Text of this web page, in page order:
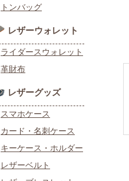
トンバッグ
レザーウォレット
ライダースウォレット
革財布
レザーグッズ
スマホケース
カード・名刺ケース
キーケース・ホルダー
レザーベルト